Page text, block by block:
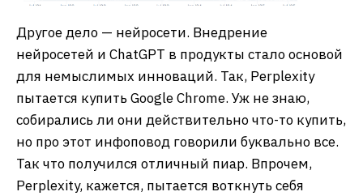
Другое дело — нейросети. Внедрение
нейросетей и ChatGPT в продукты стало основой
для немыслимых инноваций. Так, Perplexity
пытается купить Google Chrome. Уж не знаю,
собирались ли они действительно что-то купить,
но про этот инфоповод говорили буквально все.
Так что получился отличный пиар. Впрочем,
Perplexity, кажется, пытается воткнуть себя